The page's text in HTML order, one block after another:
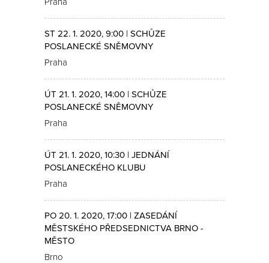
ST 22. 1. 2020, 9:00 | SCHŮZE
POSLANECKÉ SNĚMOVNY
Praha
ÚT 21. 1. 2020, 14:00 | SCHŮZE
POSLANECKÉ SNĚMOVNY
Praha
ÚT 21. 1. 2020, 10:30 | JEDNÁNÍ
POSLANECKÉHO KLUBU
Praha
PO 20. 1. 2020, 17:00 | ZASEDÁNÍ
MĚSTSKÉHO PŘEDSEDNICTVA BRNO -
MĚSTO
Brno